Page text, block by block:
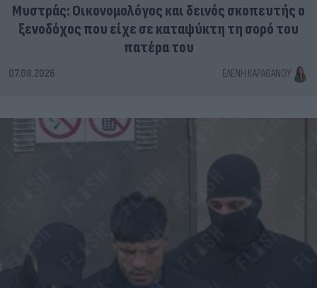
Μυστράς: Οικονομολόγος και δεινός σκοπευτής ο
ξενοδόχος που είχε σε καταψύκτη τη σορό του
πατέρα του
07.08.2026 ΕΛΈΝΗ ΚΑΡΑΘΆΝΟΥ